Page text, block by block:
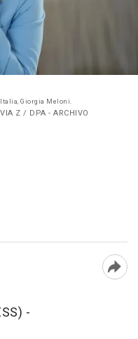
Giorgia Meloni.
Z / DPA - ARCHIVO
-